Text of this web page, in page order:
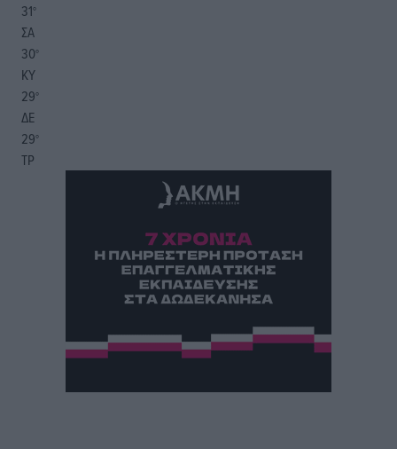
31°
ΣΑ
30°
ΚΥ
29°
ΔΕ
29°
ΤΡ